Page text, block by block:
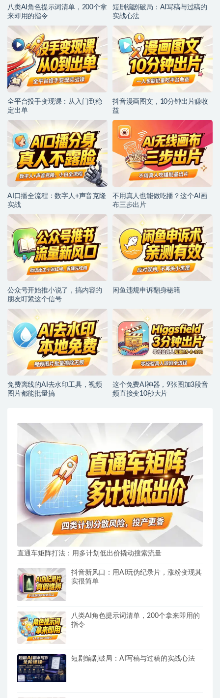
八类AI角色提示词清单，200个拿
来即用的指令
短剧编剧破局：AI写稿与过稿的
实战心法
全平台投手变现课：从入门到稳
定出单
抖音漫画图文，10分钟出片赚收
益
AI口播全流程：数字人+声音克隆
实战
不用真人也能做吃播？这个AI画
布三步出片
公众号开始推小说了，搞内容的
朋友盯紧这个信号
闲鱼违规申诉翻身秘籍
免费离线的AI去水印工具，视频
图片都能批量搞
这个免费AI神器，9张图加3段音
频直接变10秒大片
直通车矩阵打法：用多计划低出价撬动搜索流量
抖音新风口：用AI玩伪纪录片，涨粉变现其
实很简单
八类AI角色提示词清单，200个拿来即用的
指令
短剧编剧破局：AI写稿与过稿的实战心法